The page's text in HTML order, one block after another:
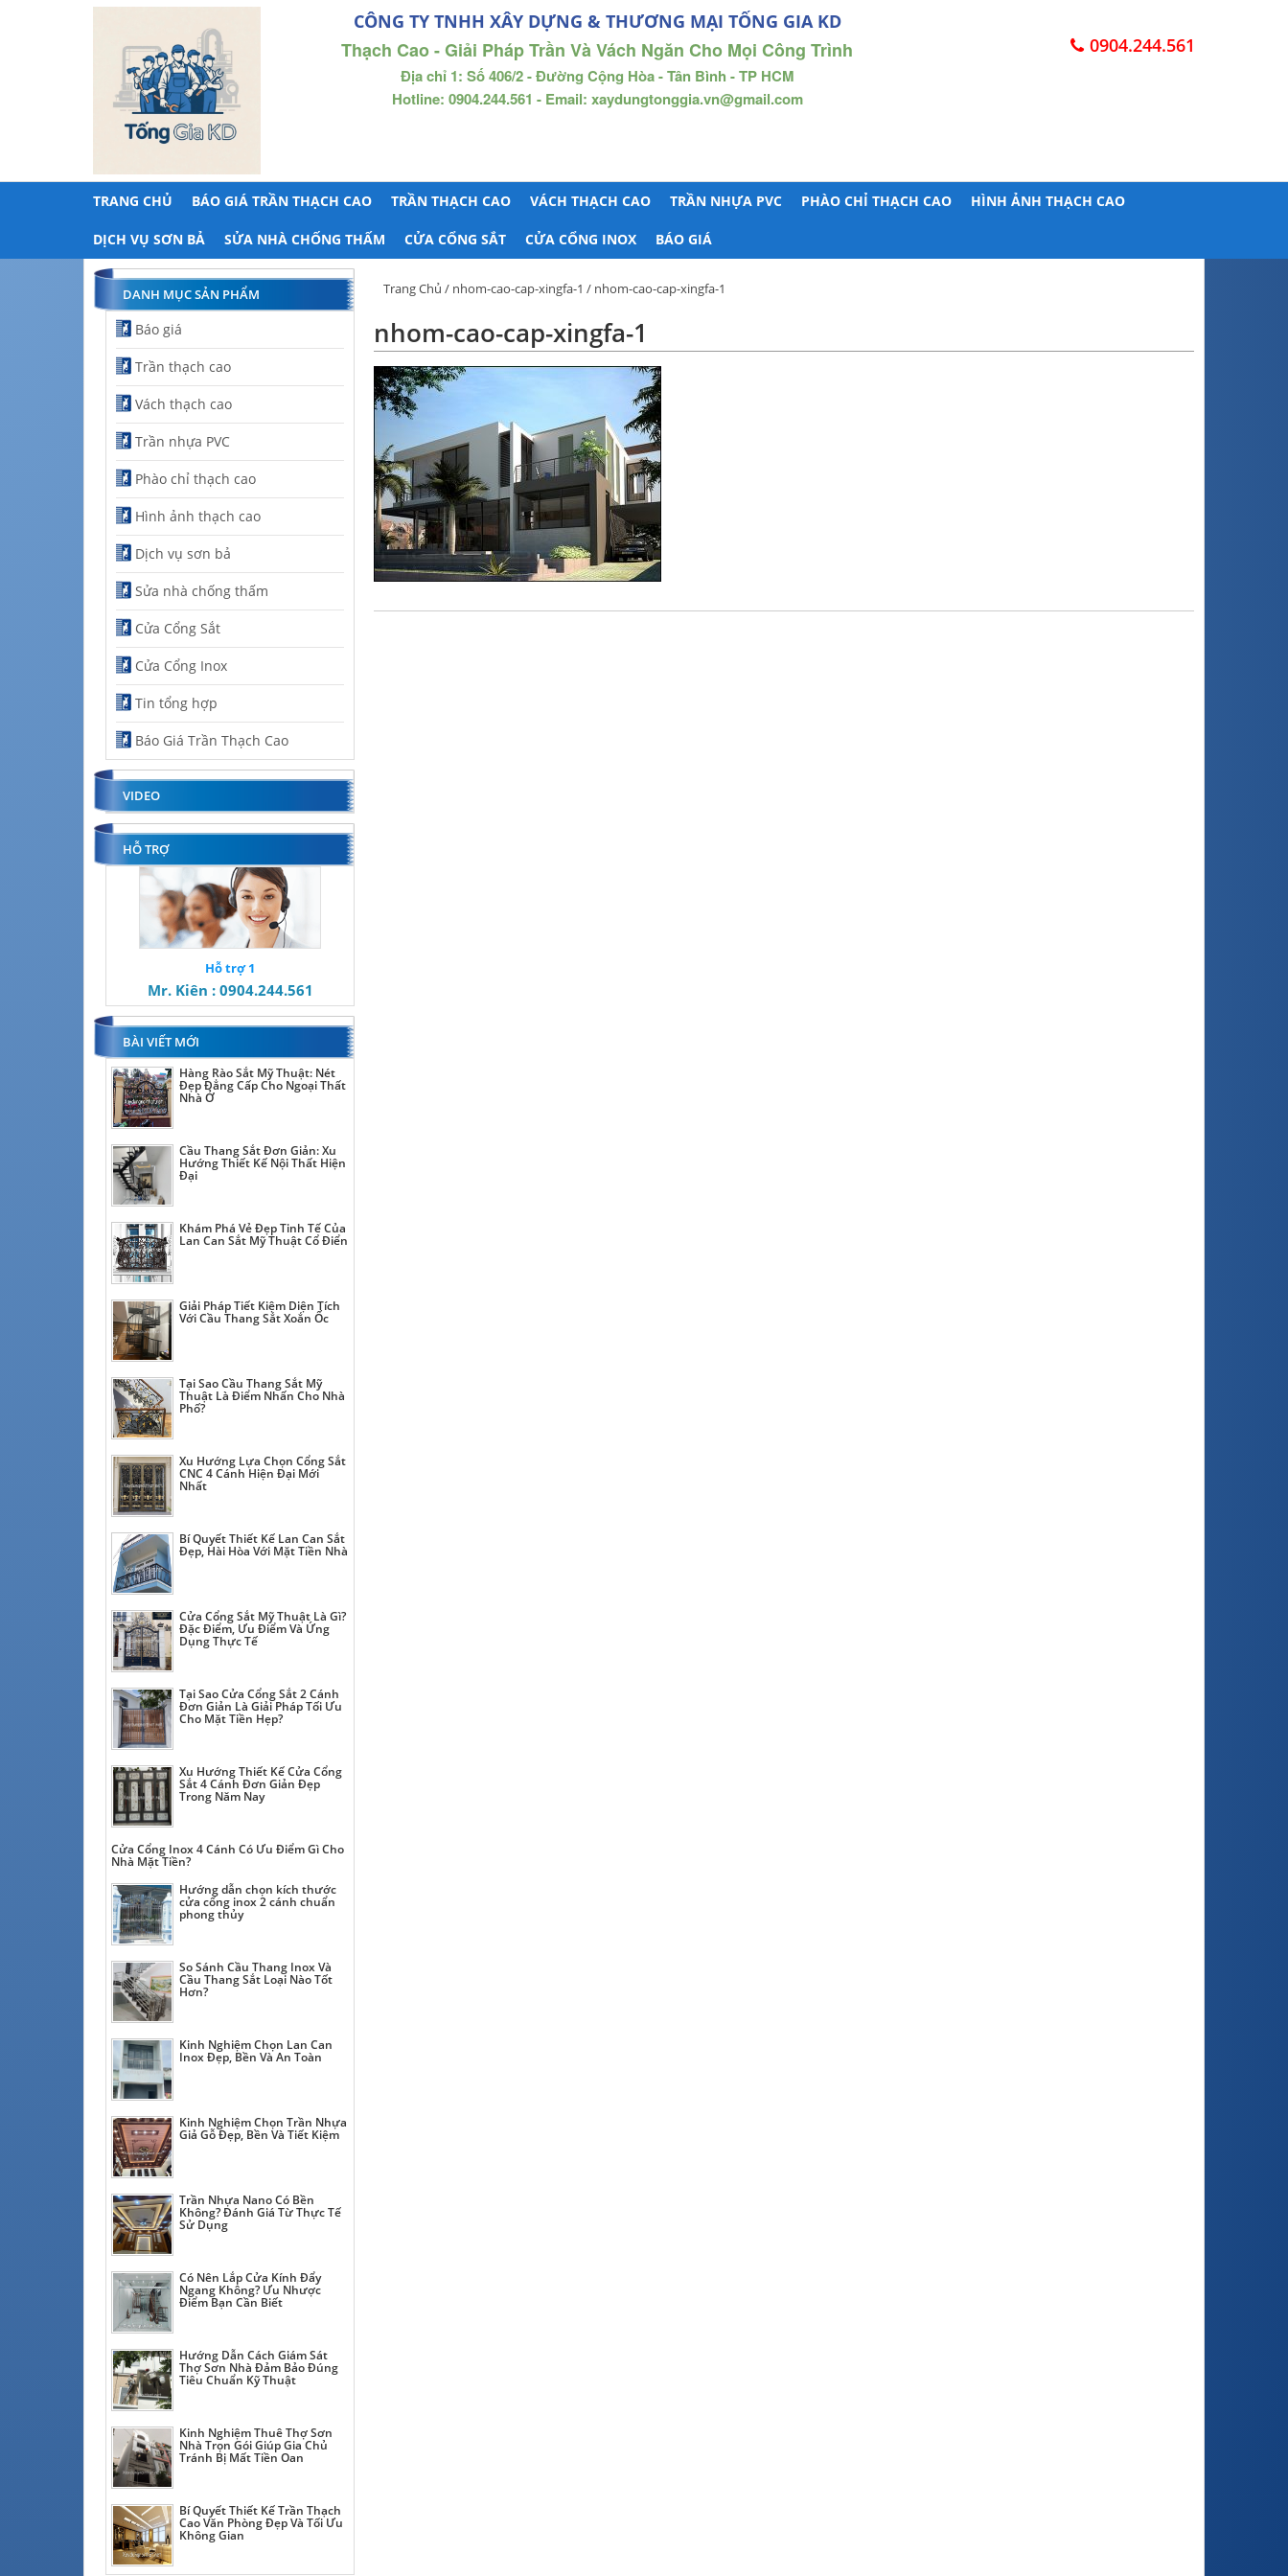
CÔNG TY TNHH XÂY DỰNG & THƯƠNG MẠI TỐNG GIA KD
Thạch Cao - Giải Pháp Trần Và Vách Ngăn Cho Mọi Công Trình
Địa chỉ 1: Số 406/2 - Đường Cộng Hòa - Tân Bình - TP HCM
Hotline: 0904.244.561 - Email: xaydungtonggia.vn@gmail.com
0904.244.561
TRANG CHỦ BÁO GIÁ TRẦN THẠCH CAO TRẦN THẠCH CAO VÁCH THẠCH CAO TRẦN NHỰA PVC PHÀO CHỈ THẠCH CAO HÌNH ẢNH THẠCH CAO
DỊCH VỤ SƠN BẢ SỬA NHÀ CHỐNG THẤM CỬA CỔNG SẮT CỬA CỔNG INOX BÁO GIÁ
Trang Chủ / nhom-cao-cap-xingfa-1 / nhom-cao-cap-xingfa-1
nhom-cao-cap-xingfa-1
DANH MỤC SẢN PHẨM
Báo giá
Trần thạch cao
Vách thạch cao
Trần nhựa PVC
Phào chỉ thạch cao
Hình ảnh thạch cao
Dịch vụ sơn bả
Sửa nhà chống thấm
Cửa Cổng Sắt
Cửa Cổng Inox
Tin tổng hợp
Báo Giá Trần Thạch Cao
VIDEO
HỖ TRỢ
Hỗ trợ 1
Mr. Kiên : 0904.244.561
BÀI VIẾT MỚI
Hàng Rào Sắt Mỹ Thuật: Nét
Đẹp Đẳng Cấp Cho Ngoại Thất
Nhà Ở
Cầu Thang Sắt Đơn Giản: Xu
Hướng Thiết Kế Nội Thất Hiện
Đại
Khám Phá Vẻ Đẹp Tinh Tế Của
Lan Can Sắt Mỹ Thuật Cổ Điển
Giải Pháp Tiết Kiệm Diện Tích
Với Cầu Thang Sắt Xoắn Ốc
Tại Sao Cầu Thang Sắt Mỹ
Thuật Là Điểm Nhấn Cho Nhà
Phố?
Xu Hướng Lựa Chọn Cổng Sắt
CNC 4 Cánh Hiện Đại Mới
Nhất
Bí Quyết Thiết Kế Lan Can Sắt
Đẹp, Hài Hòa Với Mặt Tiền Nhà
Cửa Cổng Sắt Mỹ Thuật Là Gì?
Đặc Điểm, Ưu Điểm Và Ứng
Dụng Thực Tế
Tại Sao Cửa Cổng Sắt 2 Cánh
Đơn Giản Là Giải Pháp Tối Ưu
Cho Mặt Tiền Hẹp?
Xu Hướng Thiết Kế Cửa Cổng
Sắt 4 Cánh Đơn Giản Đẹp
Trong Năm Nay
Cửa Cổng Inox 4 Cánh Có Ưu Điểm Gì Cho
Nhà Mặt Tiền?
Hướng dẫn chọn kích thước
cửa cổng inox 2 cánh chuẩn
phong thủy
So Sánh Cầu Thang Inox Và
Cầu Thang Sắt Loại Nào Tốt
Hơn?
Kinh Nghiệm Chọn Lan Can
Inox Đẹp, Bền Và An Toàn
Kinh Nghiệm Chọn Trần Nhựa
Giả Gỗ Đẹp, Bền Và Tiết Kiệm
Trần Nhựa Nano Có Bền
Không? Đánh Giá Từ Thực Tế
Sử Dụng
Có Nên Lắp Cửa Kính Đẩy
Ngang Không? Ưu Nhược
Điểm Bạn Cần Biết
Hướng Dẫn Cách Giám Sát
Thợ Sơn Nhà Đảm Bảo Đúng
Tiêu Chuẩn Kỹ Thuật
Kinh Nghiệm Thuê Thợ Sơn
Nhà Trọn Gói Giúp Gia Chủ
Tránh Bị Mất Tiền Oan
Bí Quyết Thiết Kế Trần Thạch
Cao Văn Phòng Đẹp Và Tối Ưu
Không Gian